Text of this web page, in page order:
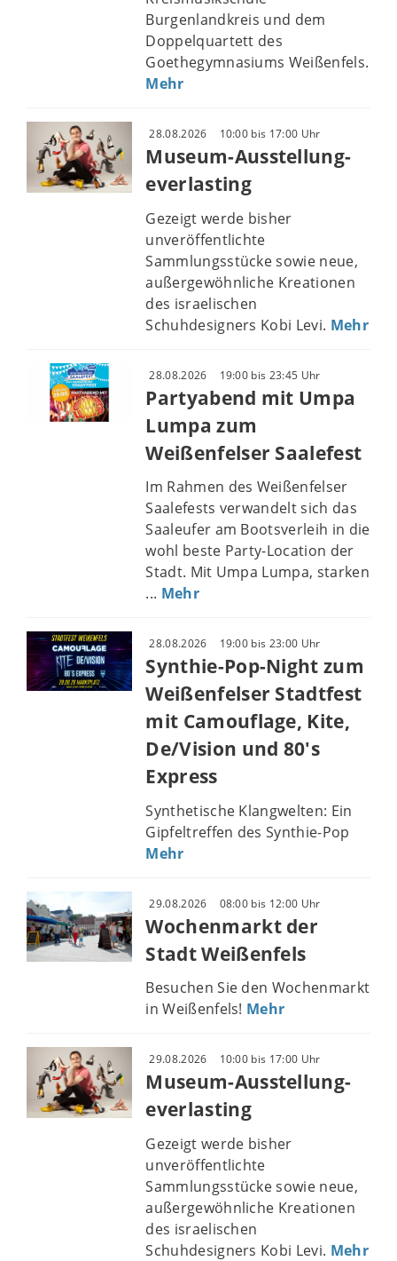
Burgenlandkreis und dem
Doppelquartett des
Goethegymnasiums Weißenfels.
Mehr
28.08.2026 10:00 bis 17:00 Uhr
Museum-Ausstellung-
everlasting
Gezeigt werde bisher
unveröffentlichte
Sammlungsstücke sowie neue,
außergewöhnliche Kreationen
des israelischen
Schuhdesigners Kobi Levi. Mehr
28.08.2026 19:00 bis 23:45 Uhr
Partyabend mit Umpa
Lumpa zum
Weißenfelser Saalefest
Im Rahmen des Weißenfelser
Saalefests verwandelt sich das
Saaleufer am Bootsverleih in die
wohl beste Party-Location der
Stadt. Mit Umpa Lumpa, starken
... Mehr
28.08.2026 19:00 bis 23:00 Uhr
Synthie-Pop-Night zum
Weißenfelser Stadtfest
mit Camouflage, Kite,
De/Vision und 80's
Express
Synthetische Klangwelten: Ein
Gipfeltreffen des Synthie-Pop
Mehr
29.08.2026 08:00 bis 12:00 Uhr
Wochenmarkt der
Stadt Weißenfels
Besuchen Sie den Wochenmarkt
in Weißenfels! Mehr
29.08.2026 10:00 bis 17:00 Uhr
Museum-Ausstellung-
everlasting
Gezeigt werde bisher
unveröffentlichte
Sammlungsstücke sowie neue,
außergewöhnliche Kreationen
des israelischen
Schuhdesigners Kobi Levi. Mehr